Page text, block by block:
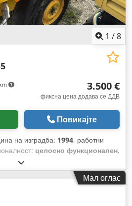
1 /8
3.500 €
фиксна цена додава се ДДВ
Повикајте
на изградба: 1994, работни
целосно функционален,
Мал оглас